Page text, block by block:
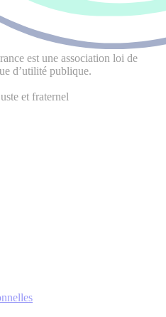
est une association loi de
d’utilité publique.
et fraternel